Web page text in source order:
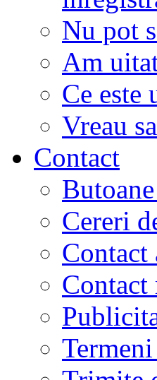
Nu pot
Am
Ce
Vreau
Contact
Cereri
Contact